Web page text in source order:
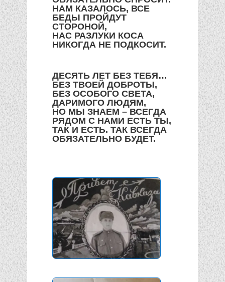
НАМ КАЗАЛОСЬ, ВСЕ
БЕДЫ ПРОЙДУТ
СТОРОНОЙ,
НАС РАЗЛУКИ КОСА
НИКОГДА НЕ ПОДКОСИТ.
ДЕСЯТЬ ЛЕТ БЕЗ ТЕБЯ…
БЕЗ ТВОЕЙ ДОБРОТЫ,
БЕЗ ОСОБОГО СВЕТА,
ДАРИМОГО ЛЮДЯМ,
НО МЫ ЗНАЕМ – ВСЕГДА
РЯДОМ С НАМИ ЕСТЬ ТЫ,
ТАК И ЕСТЬ. ТАК ВСЕГДА
ОБЯЗАТЕЛЬНО БУДЕТ.